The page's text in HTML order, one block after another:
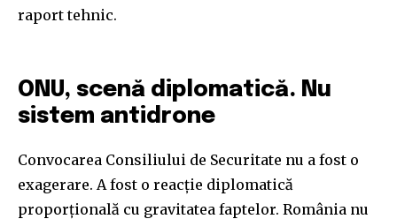
raport tehnic.
ONU, scenă diplomatică. Nu
sistem antidrone
Convocarea Consiliului de Securitate nu a fost o
exagerare. A fost o reacție diplomatică
proporțională cu gravitatea faptelor. România nu